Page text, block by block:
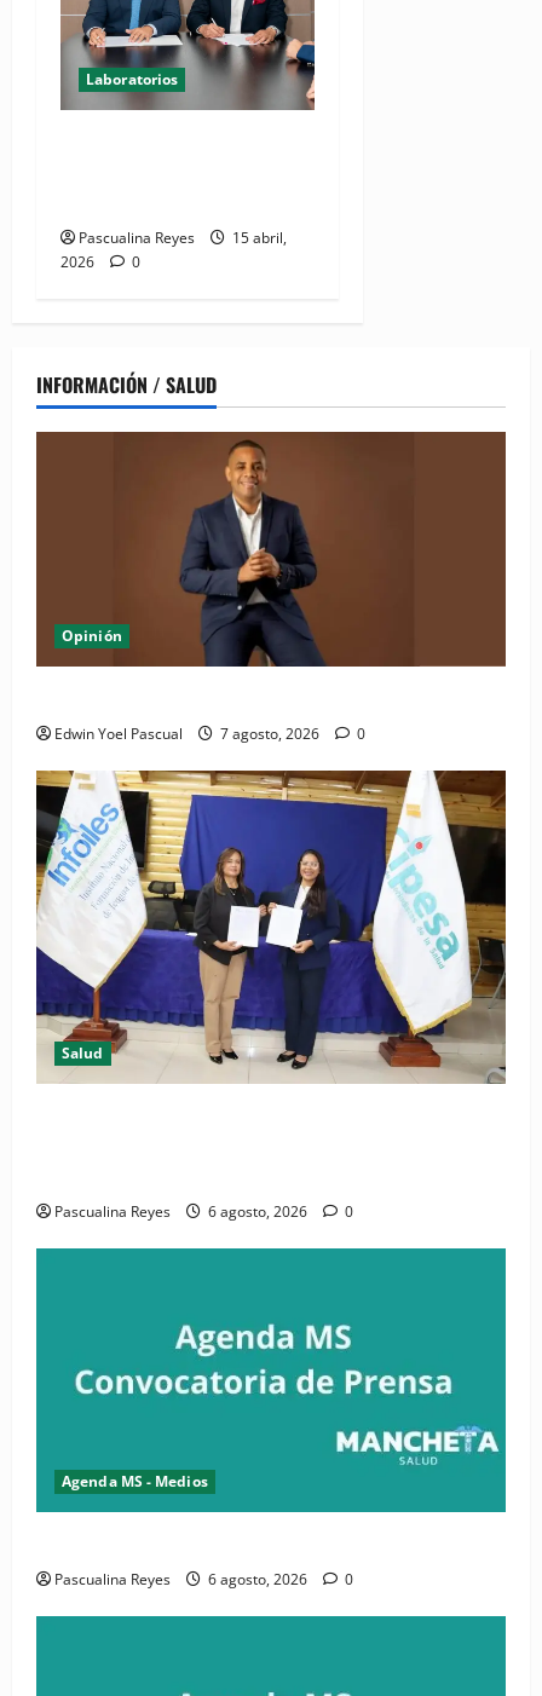
Laboratorios
Pascualina Reyes
15 abril,
2026
0
INFORMACIÓN / SALUD
Opinión
Edwin Yoel Pascual 7 agosto, 2026 0
Salud
Pascualina Reyes 6 agosto, 2026 0
Agenda MS - Medios
Pascualina Reyes 6 agosto, 2026 0